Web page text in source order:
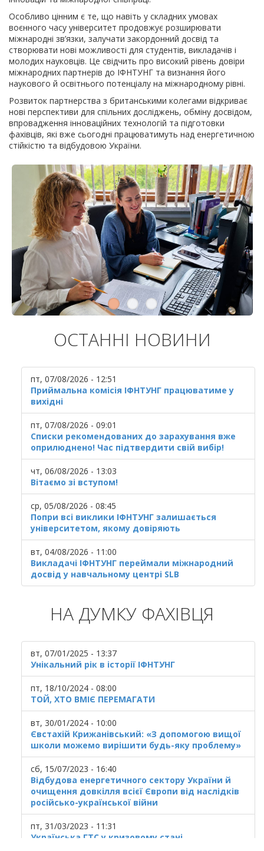
Особливо цінним є те, що навіть у складних умовах
воєнного часу університет продовжує розширювати
міжнародні зв’язки, залучати закордонний досвід та
створювати нові можливості для студентів, викладачів і
молодих науковців. Це свідчить про високий рівень довіри
міжнародних партнерів до ІФНТУНГ та визнання його
наукового й освітнього потенціалу на міжнародному рівні.
Розвиток партнерства з британськими колегами відкриває
нові перспективи для спільних досліджень, обміну досвідом,
впровадження інноваційних технологій та підготовки
фахівців, які вже сьогодні працюватимуть над енергетичною
стійкістю та відбудовою України.
ОСТАННІ НОВИНИ
пт, 07/08/2026 - 12:51
Приймальна комісія ІФНТУНГ працюватиме у
вихідні
пт, 07/08/2026 - 09:01
Списки рекомендованих до зарахування вже
оприлюднено! Час підтвердити свій вибір!
чт, 06/08/2026 - 13:03
Вітаємо зі вступом!
ср, 05/08/2026 - 08:45
Попри всі виклики ІФНТУНГ залишається
університетом, якому довіряють
вт, 04/08/2026 - 11:00
Викладачі ІФНТУНГ переймали міжнародний
досвід у навчальному центрі SLB
НА ДУМКУ ФАХІВЦЯ
вт, 07/01/2025 - 13:37
Унікальний рік в історії ІФНТУНГ
пт, 18/10/2024 - 08:00
ТОЙ, ХТО ВМІЄ ПЕРЕМАГАТИ
вт, 30/01/2024 - 10:00
Євстахій Крижанівський: «З допомогою вищої
школи можемо вирішити будь-яку проблему»
сб, 15/07/2023 - 16:40
Відбудова енергетичного сектору України й
очищення довкілля всієї Європи від наслідків
російсько-української війни
пт, 31/03/2023 - 11:31
Українська ГТС у кризовому стані